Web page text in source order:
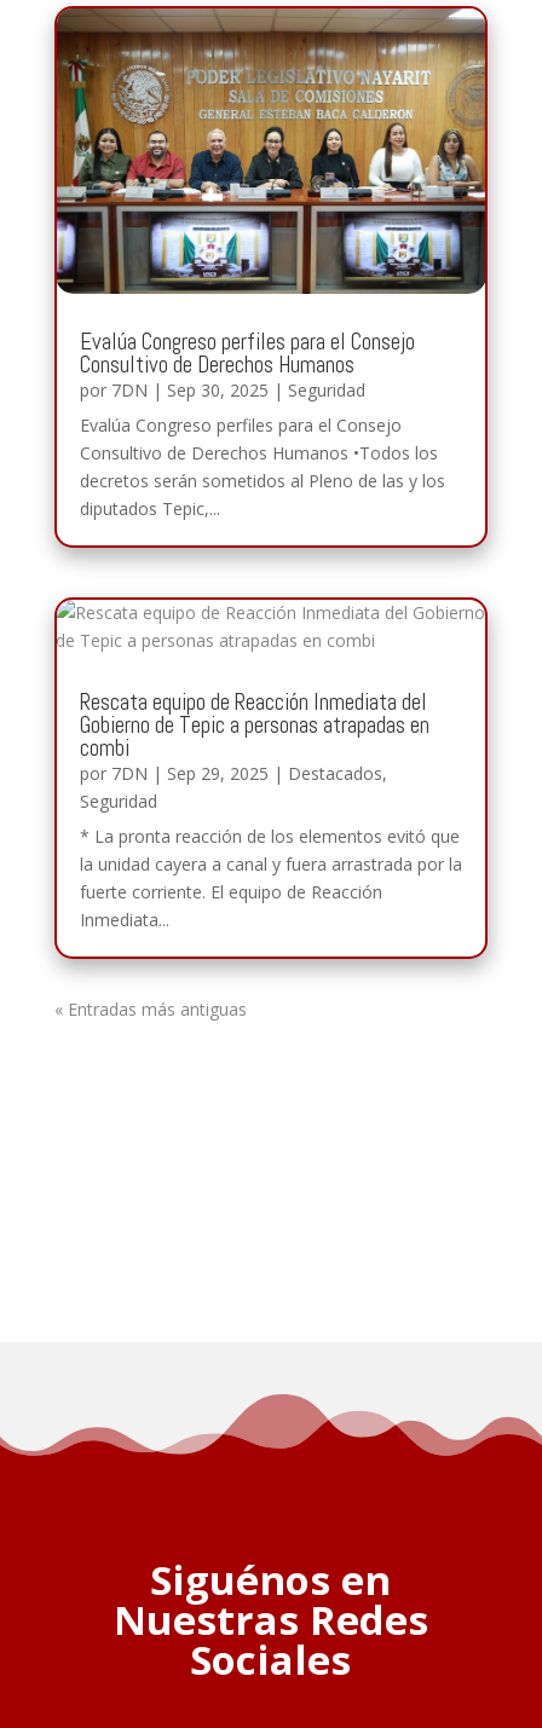
Evalúa Congreso perfiles para el Consejo
Consultivo de Derechos Humanos
por 7DN | Sep 30, 2025 | Seguridad
Evalúa Congreso perfiles para el Consejo
Consultivo de Derechos Humanos •Todos los
decretos serán sometidos al Pleno de las y los
diputados Tepic,...
Rescata equipo de Reacción Inmediata del
Gobierno de Tepic a personas atrapadas en
combi
por 7DN | Sep 29, 2025 | Destacados,
Seguridad
* La pronta reacción de los elementos evitó que
la unidad cayera a canal y fuera arrastrada por la
fuerte corriente. El equipo de Reacción
Inmediata...
« Entradas más antiguas
Siguénos en
Nuestras Redes
Sociales